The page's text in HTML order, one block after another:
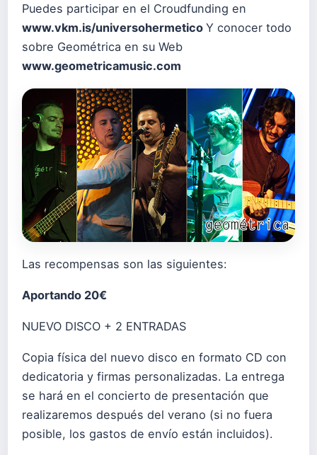
Puedes participar en el Croudfunding en
www.vkm.is/universohermetico Y conocer todo
sobre Geométrica en su Web
www.geometricamusic.com
Las recompensas son las siguientes:
Aportando 20€
NUEVO DISCO + 2 ENTRADAS
Copia física del nuevo disco en formato CD con
dedicatoria y firmas personalizadas. La entrega
se hará en el concierto de presentación que
realizaremos después del verano (si no fuera
posible, los gastos de envío están incluidos).